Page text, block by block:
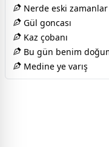
Nerde eski zamanlar
Gül goncası
Kaz çobanı
Bu gün benim
Medine ye varış